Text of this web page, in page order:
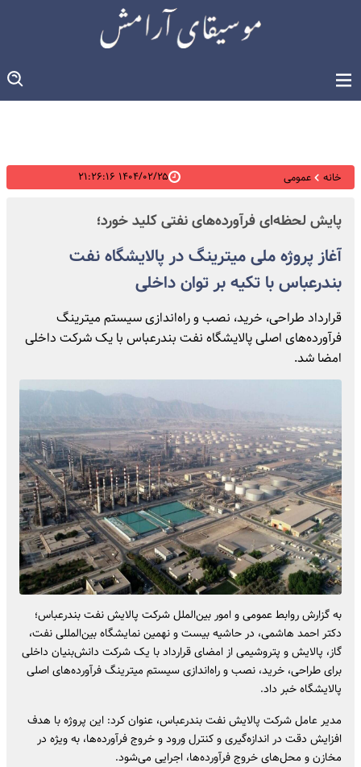
خانه عمومی ۱۴۰۴/۰۲/۲۵ ۲۱:۲۶:۱۶
پایش لحظه‌ای فرآورده‌های نفتی کلید خورد؛
آغاز پروژه ملی میترینگ در پالایشگاه نفت
بندرعباس با تکیه بر توان داخلی
قرارداد طراحی، خرید، نصب و راه‌اندازی سیستم میترینگ
فرآورده‌های اصلی پالایشگاه نفت بندرعباس با یک شرکت داخلی
امضا شد.
به گزارش روابط عمومی و امور بین‌الملل شرکت پالایش نفت بندرعباس؛
دکتر احمد هاشمی، در حاشیه بیست و نهمین نمایشگاه بین‌المللی نفت،
گاز، پالایش و پتروشیمی از امضای قرارداد با یک شرکت دانش‌بنیان داخلی
برای طراحی، خرید، نصب و راه‌اندازی سیستم میترینگ فرآورده‌های اصلی
پالایشگاه خبر داد.
مدیر عامل شرکت پالایش نفت بندرعباس، عنوان کرد: این پروژه با هدف
افزایش دقت در اندازه‌گیری و کنترل ورود و خروج فرآورده‌ها، به ویژه در
مخازن و محل‌های خروج فرآورده‌ها، اجرایی می‌شود.